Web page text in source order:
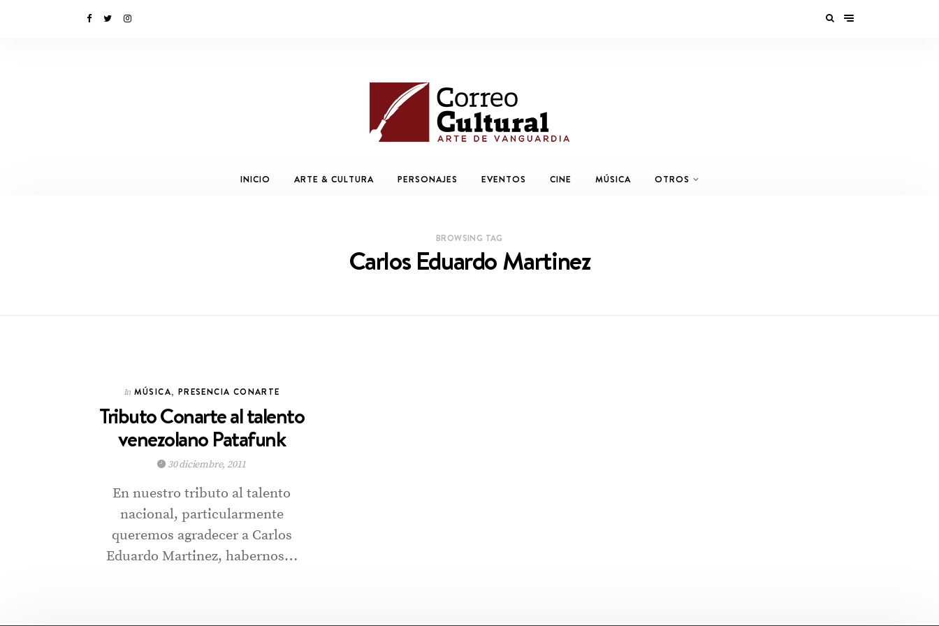
INICIO ARTE & CULTURA PERSONAJES EVENTOS CINE MÚSICA OTROS
BROWSING TAG
Carlos Eduardo Martinez
In MÚSICA, PRESENCIA CONARTE
Tributo Conarte al talento
venezolano Patafunk
30 diciembre, 2011
En nuestro tributo al talento
nacional, particularmente
queremos agradecer a Carlos
Eduardo Martinez, habernos…